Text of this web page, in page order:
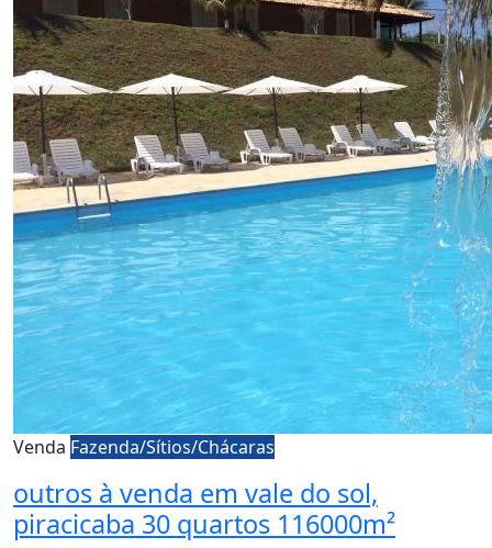
Venda Fazenda/Sítios/Chácaras
outros à venda em vale do sol,
piracicaba 30 quartos 116000m²